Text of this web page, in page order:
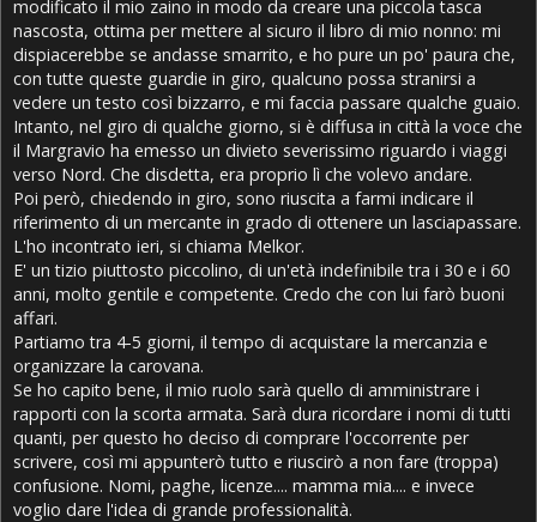
modificato il mio zaino in modo da creare una piccola tasca
nascosta, ottima per mettere al sicuro il libro di mio nonno: mi
dispiacerebbe se andasse smarrito, e ho pure un po' paura che,
con tutte queste guardie in giro, qualcuno possa stranirsi a
vedere un testo così bizzarro, e mi faccia passare qualche guaio.
Intanto, nel giro di qualche giorno, si è diffusa in città la voce che
il Margravio ha emesso un divieto severissimo riguardo i viaggi
verso Nord. Che disdetta, era proprio lì che volevo andare.
Poi però, chiedendo in giro, sono riuscita a farmi indicare il
riferimento di un mercante in grado di ottenere un lasciapassare.
L'ho incontrato ieri, si chiama Melkor.
E' un tizio piuttosto piccolino, di un'età indefinibile tra i 30 e i 60
anni, molto gentile e competente. Credo che con lui farò buoni
affari.
Partiamo tra 4-5 giorni, il tempo di acquistare la mercanzia e
organizzare la carovana.
Se ho capito bene, il mio ruolo sarà quello di amministrare i
rapporti con la scorta armata. Sarà dura ricordare i nomi di tutti
quanti, per questo ho deciso di comprare l'occorrente per
scrivere, così mi appunterò tutto e riuscirò a non fare (troppa)
confusione. Nomi, paghe, licenze.... mamma mia.... e invece
voglio dare l'idea di grande professionalità.